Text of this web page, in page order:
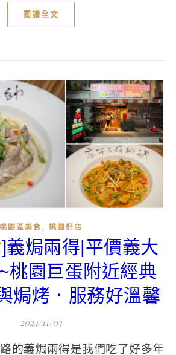
閱讀全文
桃園區美食 , 桃園好店
義焗兩得|平價義大
桃園巨蛋附近經典
焗烤．服務好溫馨
2024/11/03